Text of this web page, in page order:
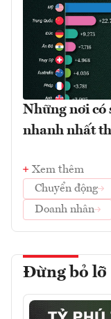
Những nơi có
nhanh nhất
Xem thêm
Chuyển động
Doanh nhân
Đừng bỏ lỡ